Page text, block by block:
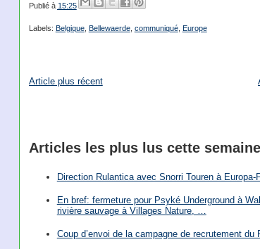
Publié à 15:25
Labels: Belgique, Bellewaerde, communiqué, Europe
Article plus récent
Articles les plus lus cette semaine
Direction Rulantica avec Snorri Touren à Europa-
En bref: fermeture pour Psyké Underground à
rivière sauvage à Villages Nature, …
Coup d’envoi de la campagne de recrutement du